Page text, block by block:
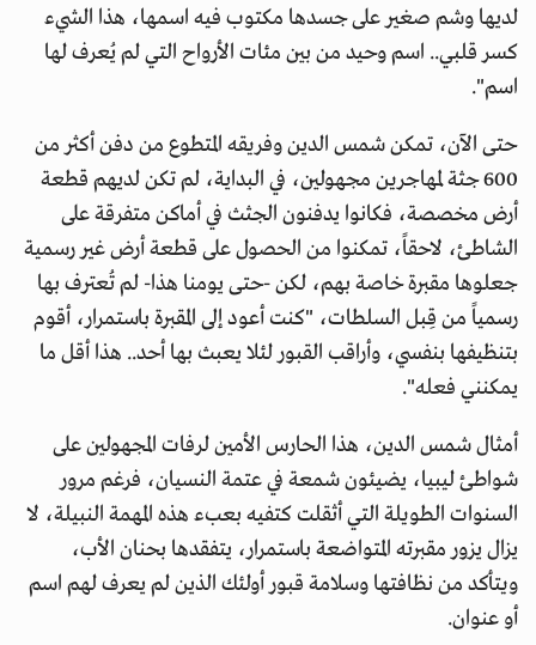
لديها وشم صغير على جسدها مكتوب فيه اسمها، هذا الشيء
كسر قلبي.. اسم وحيد من بين مئات الأرواح التي لم يُعرف لها
اسم".
حتى الآن، تمكن شمس الدين وفريقه المتطوع من دفن أكثر من
600 جثة لمهاجرين مجهولين، في البداية، لم تكن لديهم قطعة
أرض مخصصة، فكانوا يدفنون الجثث في أماكن متفرقة على
الشاطئ، لاحقاً، تمكنوا من الحصول على قطعة أرض غير رسمية
جعلوها مقبرة خاصة بهم، لكن -حتى يومنا هذا- لم تُعترف بها
رسمياً من قِبل السلطات، "كنت أعود إلى المقبرة باستمرار، أقوم
بتنظيفها بنفسي، وأراقب القبور لئلا يعبث بها أحد.. هذا أقل ما
يمكنني فعله".
أمثال شمس الدين، هذا الحارس الأمين لرفات المجهولين على
شواطئ ليبيا، يضيئون شمعة في عتمة النسيان، فرغم مرور
السنوات الطويلة التي أثقلت كتفيه بعبء هذه المهمة النبيلة، لا
يزال يزور مقبرته المتواضعة باستمرار، يتفقدها بحنان الأب،
ويتأكد من نظافتها وسلامة قبور أولئك الذين لم يعرف لهم اسم
أو عنوان.